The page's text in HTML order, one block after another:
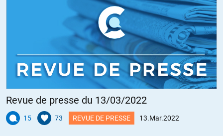
Revue de presse du 13/03/2022
15 73 REVUE DE PRESSE 13.Mar.2022